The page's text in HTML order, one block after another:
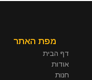
מפת האתר
דף הבית
אודות
חנות